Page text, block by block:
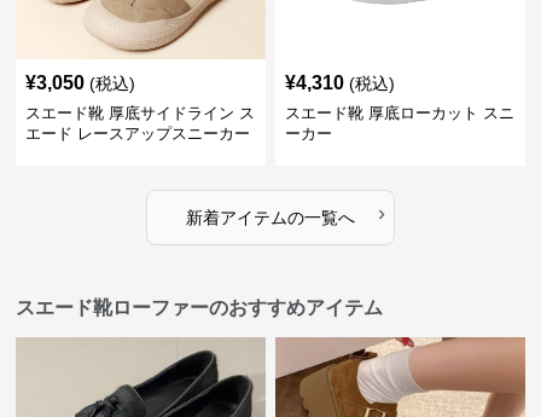
¥3,050 (税込)
スエード靴 厚底サイドライン ス
エード レースアップスニーカー
¥4,310 (税込)
スエード靴 厚底ローカット スニ
ーカー
新着アイテムの一覧へ ›
スエード靴ローファーのおすすめアイテム